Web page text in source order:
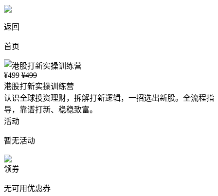
返回
首页
¥499 ¥499
港股打新实操训练营
认识全球投资理财，拆解打新逻辑，一招选出新股。全流程指
导，靠谱打新、稳稳致富。
活动
暂无活动
领券
无可用优惠券